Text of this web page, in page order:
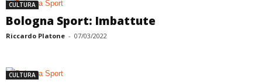
CULTURA
Bologna Sport: Imbattute
Riccardo Platone - 07/03/2022
CULTURA